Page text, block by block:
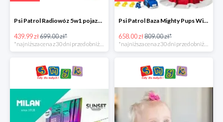
Psi Patrol Radiowóz 5w1 pojazd ratunkowy z figurką Chase'a -37%
439.99 zł699.00 zł*
Psi Patrol Baza Mighty Pups Wieża obserwacyjna+pojazd z figurką -19%
658.00 zł809.00 zł*